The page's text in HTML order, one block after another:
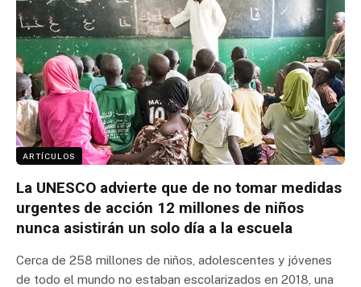
ARTÍCULOS
La UNESCO advierte que de no tomar medidas
urgentes de acción 12 millones de niños
nunca asistirán un solo día a la escuela
Cerca de 258 millones de niños, adolescentes y jóvenes
de todo el mundo no estaban escolarizados en 2018, una